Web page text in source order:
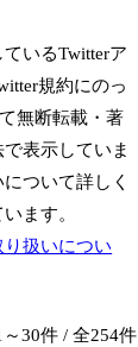
いるTwitterア
規約にのっ
無断転載・著
表示していま
ついて詳しく
ます。
扱いについ
～30件 / 全254件